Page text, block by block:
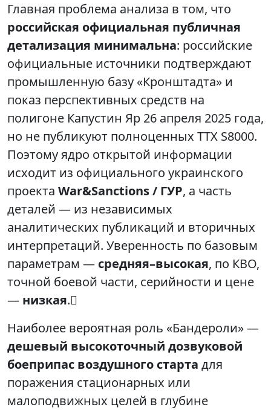
Главная проблема анализа в том, что
российская официальная публичная
детализация минимальна: российские
официальные источники подтверждают
промышленную базу «Кронштадта» и
показ перспективных средств на
полигоне Капустин Яр 26 апреля 2025 года,
но не публикуют полноценных ТТХ S8000.
Поэтому ядро открытой информации
исходит из официального украинского
проекта War&Sanctions / ГУР, а часть
деталей — из независимых
аналитических публикаций и вторичных
интерпретаций. Уверенность по базовым
параметрам — средняя–высокая, по КВО,
точной боевой части, серийности и цене
— низкая.
Наиболее вероятная роль «Бандероли» —
дешевый высокоточный дозвуковой
боеприпас воздушного старта для
поражения стационарных или
малоподвижных целей в глубине